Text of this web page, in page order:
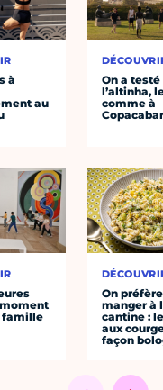
à
au
famille
On a testé
l’altinha,
comme à
On préfère
manger à
cantine :
aux
façon